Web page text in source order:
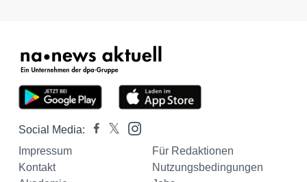
Social Media:
Impressum
Für Redaktionen
Kontakt
Nutzungsbedingungen